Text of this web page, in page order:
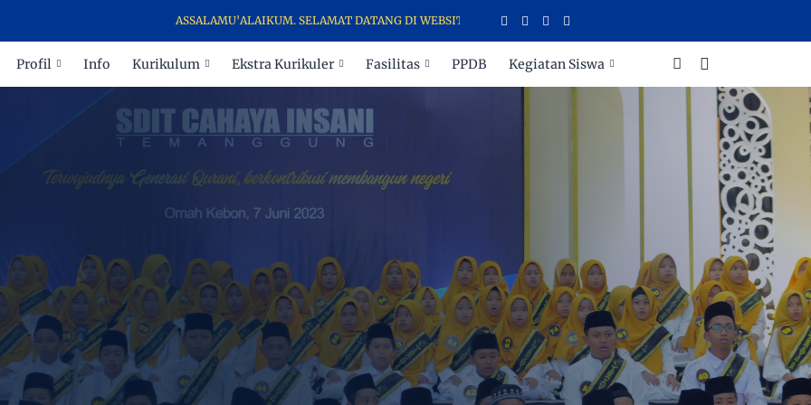
ASSALAMU'ALAIKUM. SELAMAT DATANG DI WEBSITE SDIT CAHAYA INSANI TEMANGGUNG
Profil Info Kurikulum Ekstra Kurikuler Fasilitas PPDB Kegiatan Siswa